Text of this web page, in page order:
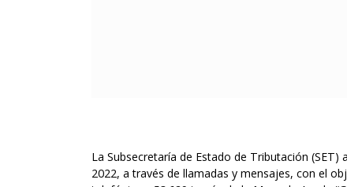
La Subsecretaría de Estado de Tributación
2022, a través de llamadas y mensajes, con el